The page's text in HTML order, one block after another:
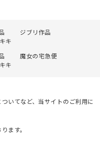
ジブリ作品
キ
魔女の宅急便
キ
いてなど、当サイトのご利用に
ます。